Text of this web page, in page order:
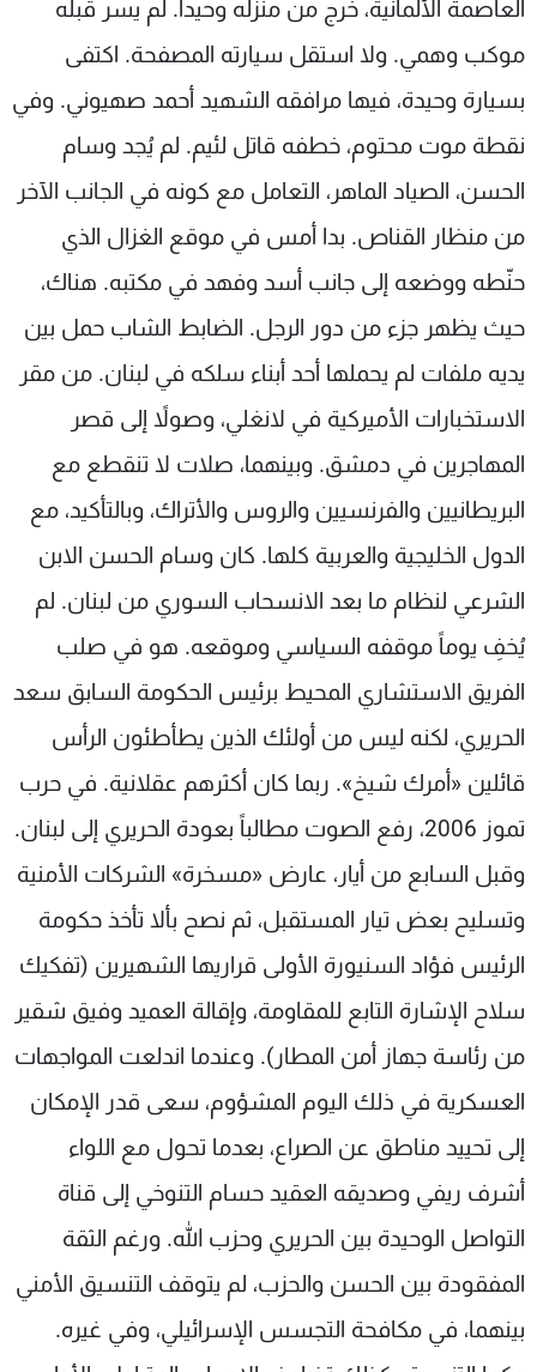
العاصمة الألمانية، خرج من منزله وحيداً. لم يسر قبله
موكب وهمي. ولا استقل سيارته المصفحة. اكتفى
بسيارة وحيدة، فيها مرافقه الشهيد أحمد صهيوني. وفي
نقطة موت محتوم، خطفه قاتل لئيم. لم يُجد وسام
الحسن، الصياد الماهر، التعامل مع كونه في الجانب الآخر
من منظار القناص. بدا أمس في موقع الغزال الذي
حنّطه ووضعه إلى جانب أسد وفهد في مكتبه. هناك،
حيث يظهر جزء من دور الرجل. الضابط الشاب حمل بين
يديه ملفات لم يحملها أحد أبناء سلكه في لبنان. من مقر
الاستخبارات الأميركية في لانغلي، وصولاً إلى قصر
المهاجرين في دمشق. وبينهما، صلات لا تنقطع مع
البريطانيين والفرنسيين والروس والأتراك، وبالتأكيد، مع
الدول الخليجية والعربية كلها. كان وسام الحسن الابن
الشرعي لنظام ما بعد الانسحاب السوري من لبنان. لم
يُخفِ يوماً موقفه السياسي وموقعه. هو في صلب
الفريق الاستشاري المحيط برئيس الحكومة السابق سعد
الحريري، لكنه ليس من أولئك الذين يطأطئون الرأس
قائلين «أمرك شيخ». ربما كان أكثرهم عقلانية. في حرب
تموز 2006، رفع الصوت مطالباً بعودة الحريري إلى لبنان.
وقبل السابع من أيار، عارض «مسخرة» الشركات الأمنية
وتسليح بعض تيار المستقبل، ثم نصح بألا تأخذ حكومة
الرئيس فؤاد السنيورة الأولى قراريها الشهيرين (تفكيك
سلاح الإشارة التابع للمقاومة، وإقالة العميد وفيق شقير
من رئاسة جهاز أمن المطار). وعندما اندلعت المواجهات
العسكرية في ذلك اليوم المشؤوم، سعى قدر الإمكان
إلى تحييد مناطق عن الصراع، بعدما تحول مع اللواء
أشرف ريفي وصديقه العقيد حسام التنوخي إلى قناة
التواصل الوحيدة بين الحريري وحزب الله. ورغم الثقة
المفقودة بين الحسن والحزب، لم يتوقف التنسيق الأمني
بينهما، في مكافحة التجسس الإسرائيلي، وفي غيره.